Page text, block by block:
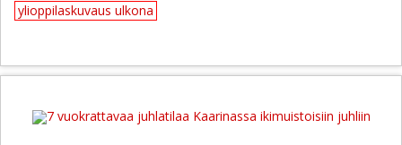
ylioppilaskuvaus ulkona